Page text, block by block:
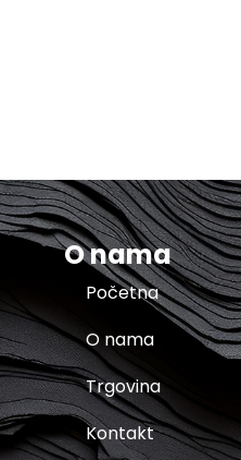
O nama
Početna
O nama
Trgovina
Kontakt